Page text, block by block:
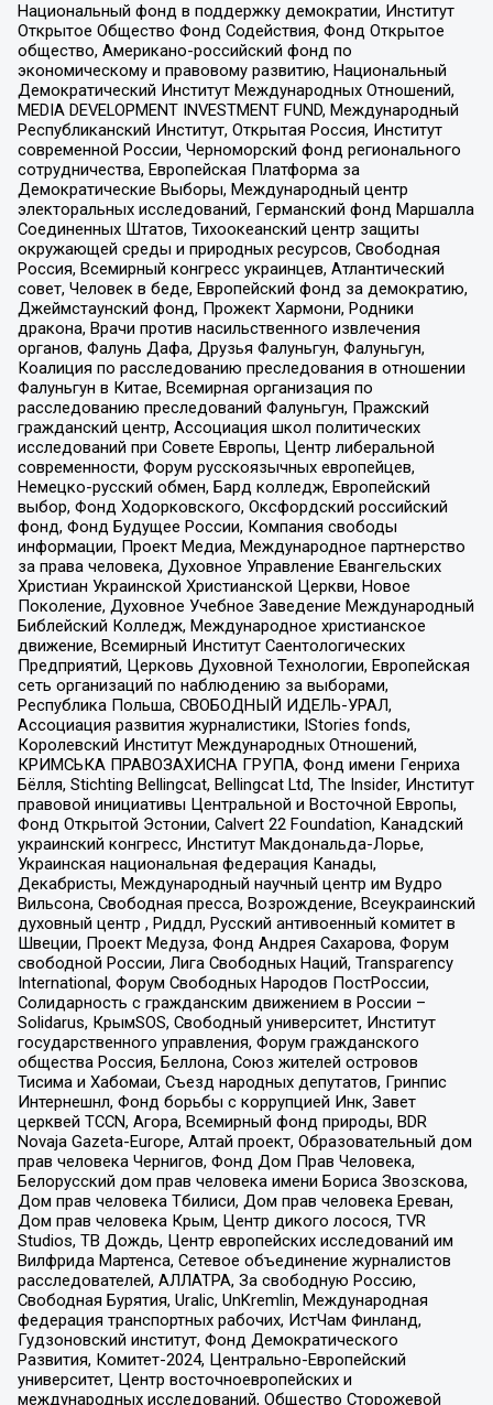
Национальный фонд в поддержку демократии, Институт
Открытое Общество Фонд Содействия, Фонд Открытое
общество, Американо-российский фонд по
экономическому и правовому развитию, Национальный
Демократический Институт Международных Отношений,
MEDIA DEVELOPMENT INVESTMENT FUND, Международный
Республиканский Институт, Открытая Россия, Институт
современной России, Черноморский фонд регионального
сотрудничества, Европейская Платформа за
Демократические Выборы, Международный центр
электоральных исследований, Германский фонд Маршалла
Соединенных Штатов, Тихоокеанский центр защиты
окружающей среды и природных ресурсов, Свободная
Россия, Всемирный конгресс украинцев, Атлантический
совет, Человек в беде, Европейский фонд за демократию,
Джеймстаунский фонд, Прожект Хармони, Родники
дракона, Врачи против насильственного извлечения
органов, Фалунь Дафа, Друзья Фалуньгун, Фалуньгун,
Коалиция по расследованию преследования в отношении
Фалуньгун в Китае, Всемирная организация по
расследованию преследований Фалуньгун, Пражский
гражданский центр, Ассоциация школ политических
исследований при Совете Европы, Центр либеральной
современности, Форум русскоязычных европейцев,
Немецко-русский обмен, Бард колледж, Европейский
выбор, Фонд Ходорковского, Оксфордский российский
фонд, Фонд Будущее России, Компания свободы
информации, Проект Медиа, Международное партнерство
за права человека, Духовное Управление Евангельских
Христиан Украинской Христианской Церкви, Новое
Поколение, Духовное Учебное Заведение Международный
Библейский Колледж, Международное христианское
движение, Всемирный Институт Саентологических
Предприятий, Церковь Духовной Технологии, Европейская
сеть организаций по наблюдению за выборами,
Республика Польша, СВОБОДНЫЙ ИДЕЛЬ-УРАЛ,
Ассоциация развития журналистики, IStories fonds,
Королевский Институт Международных Отношений,
КРИМСЬКА ПРАВОЗАХИСНА ГРУПА, Фонд имени Генриха
Бёлля, Stichting Bellingcat, Bellingcat Ltd, The Insider, Институт
правовой инициативы Центральной и Восточной Европы,
Фонд Открытой Эстонии, Calvert 22 Foundation, Канадский
украинский конгресс, Институт Макдональда-Лорье,
Украинская национальная федерация Канады,
Декабристы, Международный научный центр им Вудро
Вильсона, Свободная пресса, Возрождение, Всеукраинский
духовный центр , Риддл, Русский антивоенный комитет в
Швеции, Проект Медуза, Фонд Андрея Сахарова, Форум
свободной России, Лига Свободных Наций, Transparеncy
International, Форум Свободных Народов ПостРоссии,
Солидарность с гражданским движением в России –
Solidarus, КрымSOS, Свободный университет, Институт
государственного управления, Форум гражданского
общества Россия, Беллона, Союз жителей островов
Тисима и Хабомаи, Съезд народных депутатов, Гринпис
Интернешнл, Фонд борьбы с коррупцией Инк, Завет
церквей TCCN, Агора, Всемирный фонд природы, BDR
Novaja Gazeta-Europe, Алтай проект, Образовательный дом
прав человека Чернигов, Фонд Дом Прав Человека,
Белорусский дом прав человека имени Бориса Звозскова,
Дом прав человека Тбилиси, Дом прав человека Ереван,
Дом прав человека Крым, Центр дикого лосося, TVR
Studios, ТВ Дождь, Центр европейских исследований им
Вилфрида Мартенса, Сетевое объединение журналистов
расследователей, АЛЛАТРА, За свободную Россию,
Свободная Бурятия, Uralic, UnKremlin, Международная
федерация транспортных рабочих, ИстЧам Финланд,
Гудзоновский институт, Фонд Демократического
Развития, Комитет-2024, Центрально-Европейский
университет, Центр восточноевропейских и
международных исследований, Общество Сторожевой